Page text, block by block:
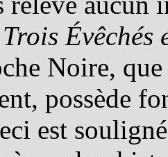
Évêchés
Noire,
possède
est